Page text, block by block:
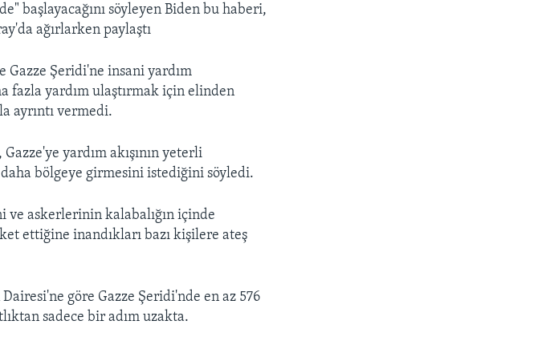
başlayacağını söyleyen Biden bu haberi,
ağırlarken paylaştı
Şeridi'ne insani yardım
fazla yardım ulaştırmak için elinden
ayrıntı vermedi.
yardım akışının yeterli
bölgeye girmesini istediğini söyledi.
askerlerinin kalabalığın içinde
ettiğine inandıkları bazı kişilere ateş
göre Gazze Şeridi'nde en az 576
sadece bir adım uzakta.